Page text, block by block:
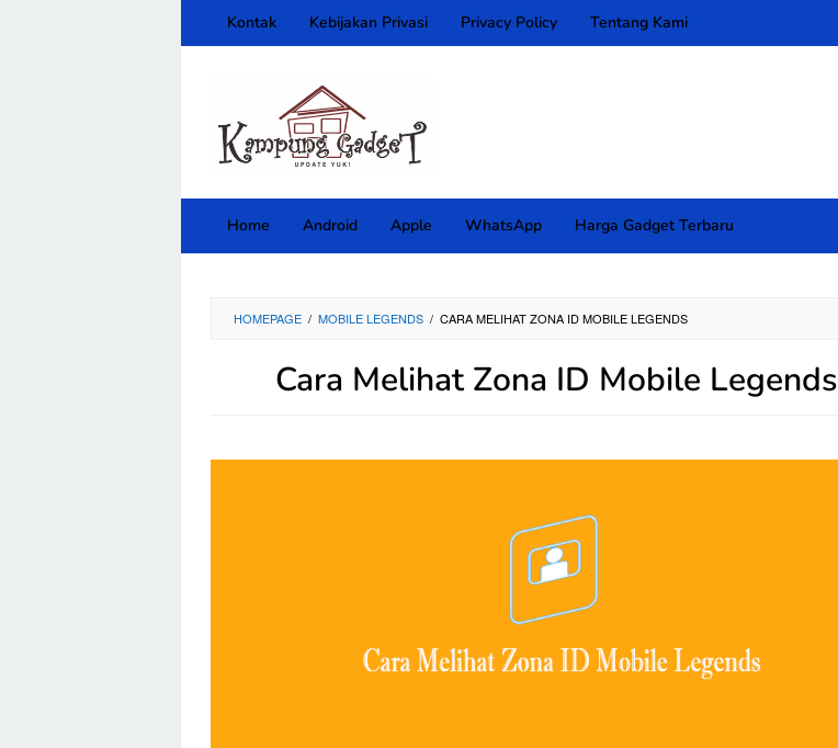
to
Kontak Kebijakan Privasi Privacy Policy Tentang Kami
Home Android Apple WhatsApp Harga Gadget Terbaru
HOMEPAGE / MOBILE LEGENDS / CARA MELIHAT ZONA ID MOBILE LEGENDS
Cara Melihat Zona ID Mobile Legends